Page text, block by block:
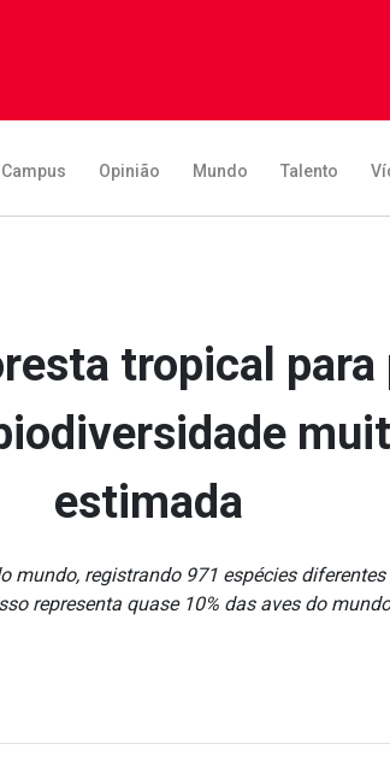
Campus Opinião Mundo Talento
tropical para
estimada
registrando 971 espécies
representa quase 10% das aves do